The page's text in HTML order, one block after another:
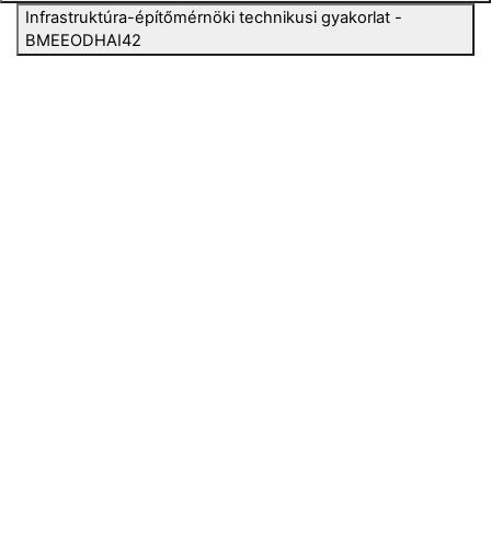
Infrastruktúra-építőmérnöki technikusi gyakorlat -
BMEEODHAI42